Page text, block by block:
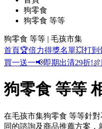
狗零食
狗零食 等等
狗零食 等等 | 毛孩市集
首頁🏆倍力得獎名單💥打到
買一送一📢即期出清29折!
狗零食 等等
在毛孩市集狗零食 等等針
同的諮詢及商品推薦方案